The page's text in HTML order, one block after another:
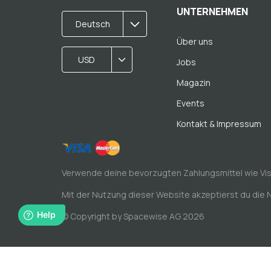
Deutsch
USD
UNTERNEHMEN
Über uns
Jobs
Magazin
Events
Kontakt & Impressum
Verwende deine bevorzugten Zahlungsmittel wie
Mit der Nutzung dieser Website akzeptierst du die
© Copyright by Spacewise AG 2026